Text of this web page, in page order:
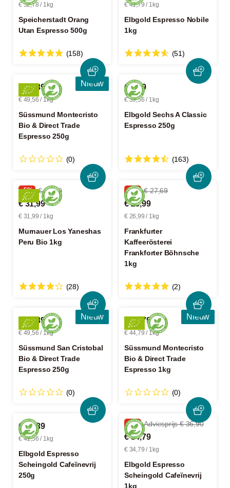
€ 52,78 / 1kg
Speicherstadt Orang
Utan Espresso 500g
(158)
€ 41,79 / 1kg
Elbgold Espresso Nobile
1kg
(51)
Nieuw
€ 12,39
€ 49,56 / 1kg
Süssmund Montecristo
Bio & Direct Trade
Espresso 250g
(0)
€ 9,89
€ 39,56 / 1kg
Elbgold Sechs A Classic
Espresso 250g
(163)
-5% € 33,99
€ 31,99
€ 31,99 / 1kg
Murnauer Los Yaneshas
Peru Bio 1kg
(28)
-2% € 27,69
€ 26,99
€ 26,99 / 1kg
Frankfurter
Kaffeerösterei
Frankforter Böhnsche
1kg
(2)
Nieuw
€ 12,39
€ 49,56 / 1kg
Süssmund San Cristobal
Bio & Direct Trade
Espresso 250g
(0)
Nieuw
€ 44,79
€ 44,79 / 1kg
Süssmund Montecristo
Bio & Direct Trade
Espresso 1kg
(0)
€ 10,39
€ 41,56 / 1kg
Elbgold Espresso
Scheingold Cafeïnevrij
250g
-5% Adviesprijs € 36,90
€ 34,79
€ 34,79 / 1kg
Elbgold Espresso
Scheingold Cafeïnevrij
1kg